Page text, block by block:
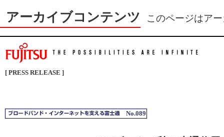
アーカイブコンテンツ このページはア
[ PRESS RELEASE ]
No.089